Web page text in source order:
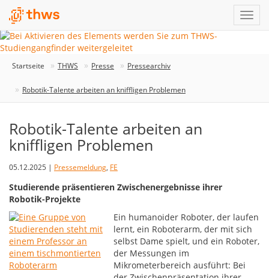
Startseite THWS Presse Pressearchiv
Robotik-Talente arbeiten an kniffligen Problemen
Robotik-Talente arbeiten an
kniffligen Problemen
05.12.2025 | Pressemeldung, FE
Studierende präsentieren Zwischenergebnisse ihrer
Robotik-Projekte
Ein humanoider Roboter, der laufen
lernt, ein Roboterarm, der mit sich
selbst Dame spielt, und ein Roboter,
der Messungen im
Mikrometerbereich ausführt: Bei